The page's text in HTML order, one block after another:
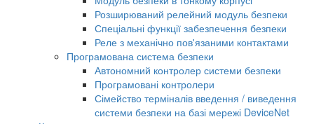
Розширюваний релейний модуль безпеки
Спеціальні функції забезпечення безпеки
Реле з механічно пов'язаними контактами
Програмована система безпеки
Автономний контролер системи безпеки
Програмовані контролери
Сімейство терміналів введення / виведення
системи безпеки на базі мережі DeviceNet